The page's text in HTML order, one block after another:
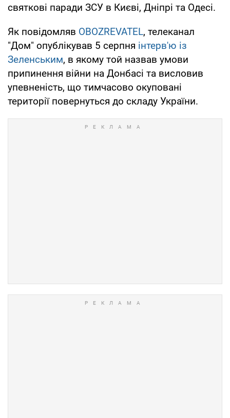
святкові паради ЗСУ в Києві, Дніпрі та Одесі.
Як повідомляв OBOZREVATEL, телеканал
"Дом" опублікував 5 серпня інтерв'ю із
Зеленським, в якому той назвав умови
припинення війни на Донбасі та висловив
упевненість, що тимчасово окуповані
території повернуться до складу України.